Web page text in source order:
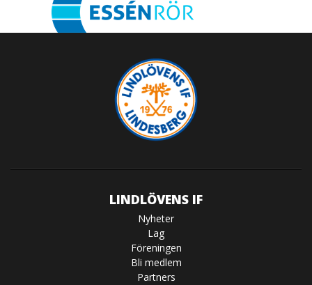
LINDLÖVENS IF
Nyheter
Lag
Föreningen
Bli medlem
Partners